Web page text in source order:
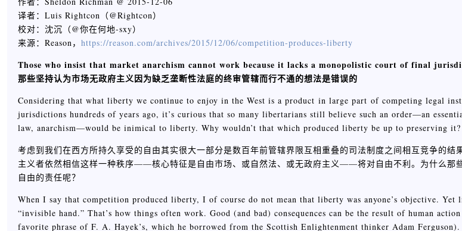
译者：Luis Rightcon（@Rightcon）
校对：沈沉（@你在何地-sxy）
来源：Reason， https://reason.com/archives/2015/12/06/competition-produces-liberty
Those who insist that market anarchism cannot work because it lacks a monopolistic court of final
那些坚持认为市场无政府主义因为缺乏垄断性法庭的终审管辖而行不通的想法是错误的
Considering that what liberty we continue to enjoy in the West is a product in large part of competing legal
jurisdictions hundreds of years ago, it’s curious that so many libertarians still believe such an order—an
law, anarchism—would be inimical to liberty. Why wouldn’t that which produced liberty be up to preserving it?
考虑到我们在西方所持久享受的自由其实很大一部分是数百年前管辖界限互相重叠的司法制度之间相互竞争的结
主义者依然相信这样一种秩序——核心特征是自由市场、或自然法、或无政府主义——将对自由不利。为什么那
自由的责任呢？
When I say that competition produced liberty, I of course do not mean that liberty was anyone’s objective. Yet
“invisible hand.” That’s how things often work. Good (and bad) consequences can be the result of human
favorite phrase of F. A. Hayek’s, which he borrowed from the Scottish Enlightenment thinker Adam Ferguson).